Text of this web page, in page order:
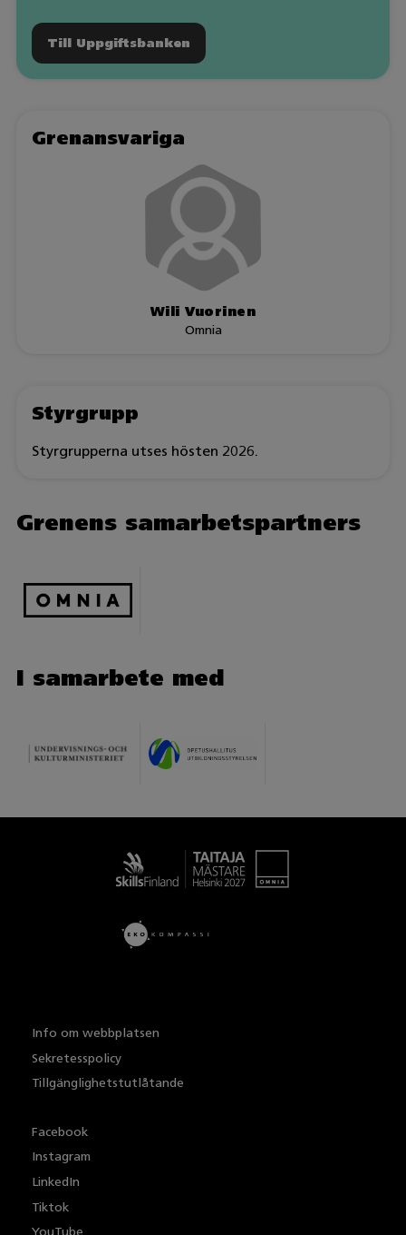
Till Uppgiftsbanken
Grenansvariga
Wili Vuorinen
Omnia
Styrgrupp
Styrgrupperna utses hösten 2026.
Grenens samarbetspartners
I samarbete med
Info om webbplatsen
Sekretesspolicy
Tillgänglighetstutlåtande
Facebook
Instagram
LinkedIn
Tiktok